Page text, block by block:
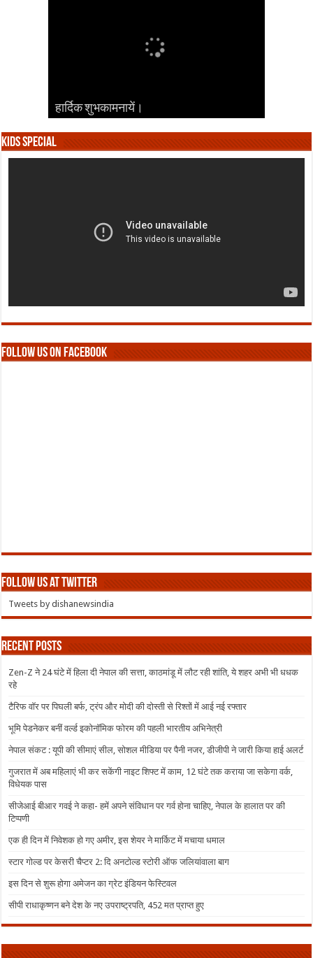
हार्दिक शुभकामनायें।
हार्दिक शुभकामनायें।
हार्दिक शुभकामनायें।
हार्दिक शुभकामनायें।
हार्दिक शुभकामनायें।
Kids Special
Follow us on Facebook
Follow us at Twitter
Tweets by dishanewsindia
Recent Posts
Zen-Z ने 24 घंटे में हिला दी नेपाल की सत्ता, काठमांडू में लौट रही शांति, ये शहर अभी भी धधक
रहे
टैरिफ वॉर पर पिघली बर्फ, ट्रंप और मोदी की दोस्ती से रिश्तों में आई नई रफ्तार
भूमि पेडनेकर बनीं वर्ल्ड इकोनॉमिक फोरम की पहली भारतीय अभिनेत्री
नेपाल संकट : यूपी की सीमाएं सील, सोशल मीडिया पर पैनी नजर, डीजीपी ने जारी किया हाई अलर्ट
गुजरात में अब महिलाएं भी कर सकेंगी नाइट शिफ्ट में काम, 12 घंटे तक कराया जा सकेगा वर्क,
विधेयक पास
सीजेआई बीआर गवई ने कहा- हमें अपने संविधान पर गर्व होना चाहिए, नेपाल के हालात पर की
टिप्पणी
एक ही दिन में निवेशक हो गए अमीर, इस शेयर ने मार्किट में मचाया धमाल
स्टार गोल्ड पर केसरी चैप्टर 2: दि अनटोल्ड स्टोरी ऑफ जलियांवाला बाग
इस दिन से शुरू होगा अमेजन का ग्रेट इंडियन फेस्टिवल
सीपी राधाकृष्णन बने देश के नए उपराष्ट्रपति, 452 मत प्राप्त हुए